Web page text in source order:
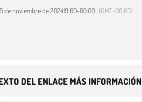
de noviembre de 202419:00-00:00 (GMT+00:00)
DEL ENLACE MÁS INFORMACIÓN